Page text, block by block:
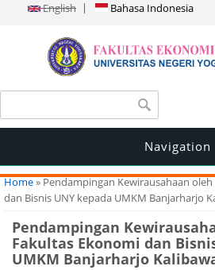
English Bahasa Indonesia
Search form
Navigation
You are here
Home» Pendampingan Kewirausahaan
dan Bisnis UNY kepada UMKM Banjarharjo
Pendampingan
Fakultas Ekonomi dan
UMKM Banjarharjo